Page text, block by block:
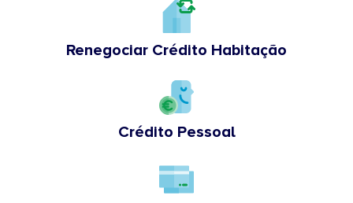
Renegociar Crédito Habitação
Crédito Pessoal